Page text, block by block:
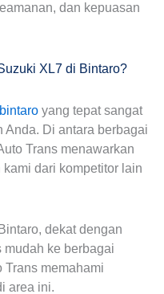
dan kepuasan
XL7 di Bintaro?
yang tepat sangat
Anda. Di antara berbagai
Trans menawarkan
dari kompetitor lain
dekat dengan
mudah ke berbagai
Trans memahami
area ini.